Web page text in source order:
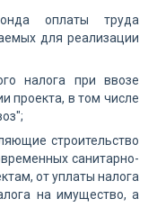
оплаты труда
для реализации
налога при ввозе
проекта, в том числе
строительство
санитарно-
от уплаты налога
на имущество, а